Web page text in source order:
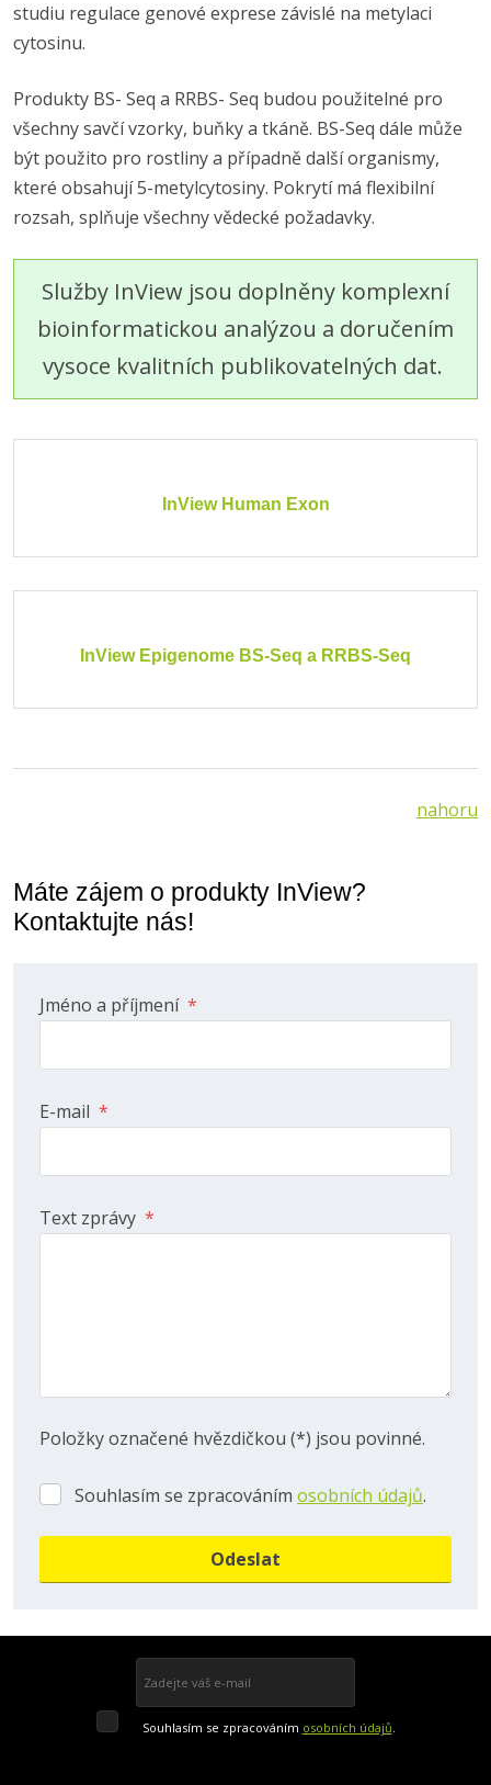
studiu regulace genové exprese závislé na metylaci
cytosinu.
Produkty BS- Seq a RRBS- Seq budou použitelné pro
všechny savčí vzorky, buňky a tkáně. BS-Seq dále může
být použito pro rostliny a případně další organismy,
které obsahují 5-metylcytosiny. Pokrytí má flexibilní
rozsah, splňuje všechny vědecké požadavky.
Služby InView jsou doplněny komplexní
bioinformatickou analýzou a doručením
vysoce kvalitních publikovatelných dat.
InView Human Exon
InView Epigenome BS-Seq a RRBS-Seq
nahoru
Máte zájem o produkty InView?
Kontaktujte nás!
Jméno a příjmení *
E-mail *
Text zprávy *
Položky označené hvězdičkou (*) jsou povinné.
Souhlasím
zpracováním
Souhlasím se zpracováním osobních údajů.
Odeslat
se
nepodařilo
odeslat.
se
Souhlasím se zpracováním osobních údajů.